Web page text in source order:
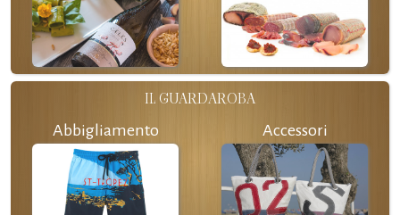
IL GUARDAROBA
Abbigliamento Accessori